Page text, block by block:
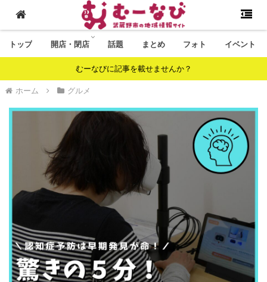
トップ 開店・閉店 話題 まとめ フォト イベント
むーなびに記事を載せませんか？
ホーム グルメ